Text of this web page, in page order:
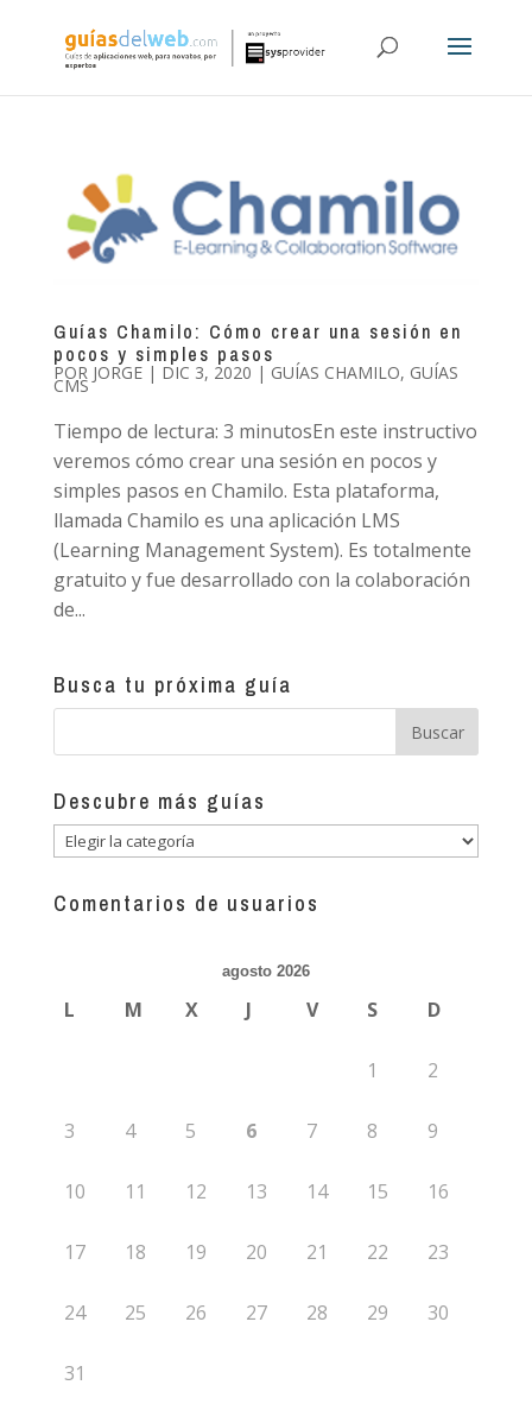
Guías Chamilo: Cómo crear una sesión en
pocos y simples pasos
POR JORGE| DIC 3, 2020 | GUÍAS CHAMILO, GUÍAS
CMS
Tiempo de lectura: 3 minutosEn este instructivo
veremos cómo crear una sesión en pocos y
simples pasos en Chamilo. Esta plataforma,
llamada Chamilo es una aplicación LMS
(Learning Management System). Es totalmente
gratuito y fue desarrollado con la colaboración
de...
Busca tu próxima guía
Descubre más guías
Descubre
guías
Comentarios de usuarios
agosto 2026
L M X J V S D
1 2
3 4 5 6 7 8 9
10 11 12 13 14 15 16
17 18 19 20 21 22 23
24 25 26 27 28 29 30
31